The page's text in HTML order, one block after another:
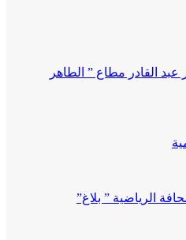
عبد القادر مطاع ” الطاهر
الرياضية ” بلاغ”